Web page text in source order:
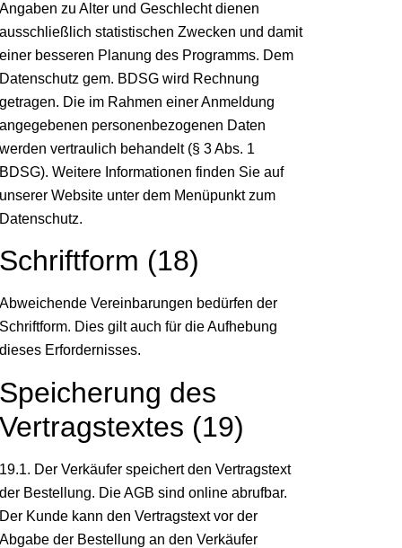
Angaben zu Alter und Geschlecht dienen
ausschließlich statistischen Zwecken und damit
einer besseren Planung des Programms. Dem
Datenschutz gem. BDSG wird Rechnung
getragen. Die im Rahmen einer Anmeldung
angegebenen personenbezogenen Daten
werden vertraulich behandelt (§ 3 Abs. 1
BDSG). Weitere Informationen finden Sie auf
unserer Website unter dem Menüpunkt zum
Datenschutz.
Schriftform (18)
Abweichende Vereinbarungen bedürfen der
Schriftform. Dies gilt auch für die Aufhebung
dieses Erfordernisses.
Speicherung des
Vertragstextes (19)
19.1. Der Verkäufer speichert den Vertragstext
der Bestellung. Die AGB sind online abrufbar.
Der Kunde kann den Vertragstext vor der
Abgabe der Bestellung an den Verkäufer